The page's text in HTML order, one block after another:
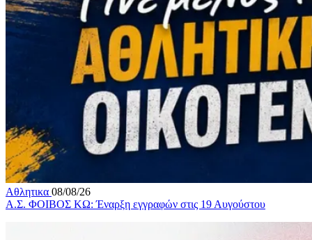
Αθλητικα 08/08/26
Α.Σ. ΦΟΙΒΟΣ ΚΩ: Έναρξη εγγραφών στις 19 Αυγούστου